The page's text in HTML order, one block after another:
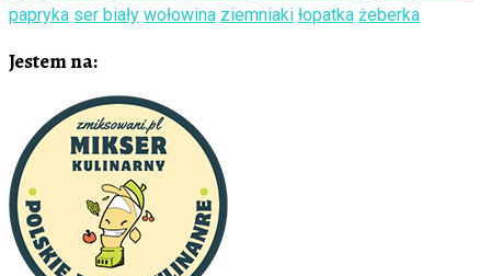
papryka ser biały wołowina ziemniaki łopatka żeberka
Jestem na: